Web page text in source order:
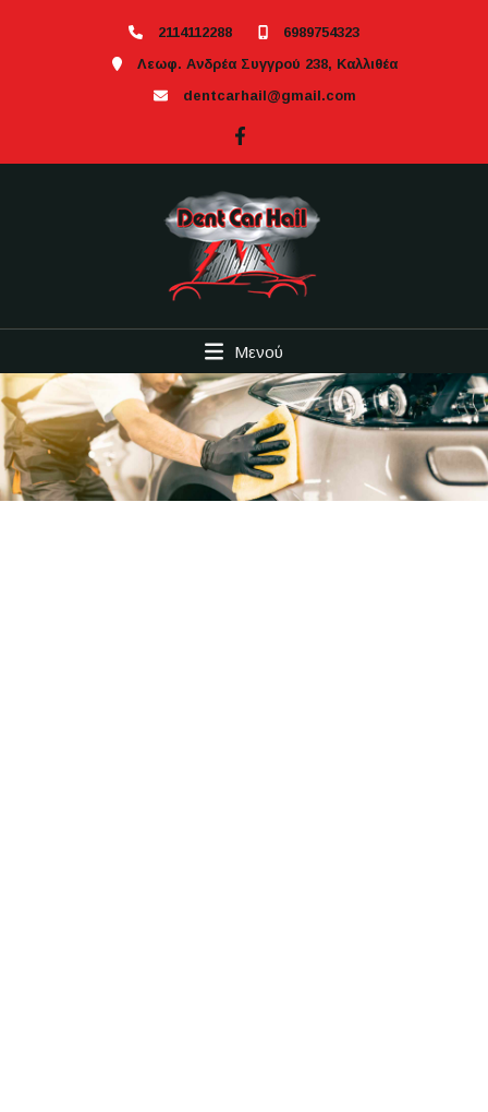
2114112288
6989754323
Λεωφ. Ανδρέα Συγγρού 238, Καλλιθέα
dentcarhail@gmail.com
Μενού